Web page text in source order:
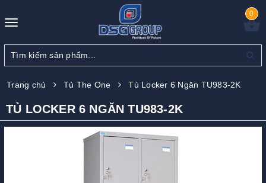
Toggle
0
Trang chủ Tủ The One Tủ Locker 6 Ngăn TU983-2K
TỦ LOCKER 6 NGĂN TU983-2K